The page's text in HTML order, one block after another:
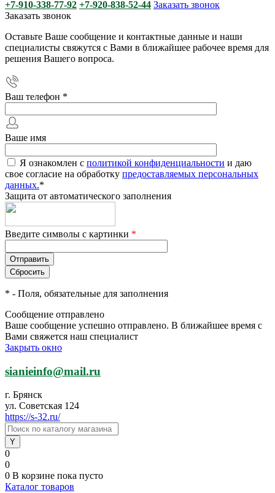
+7-910-338-77-92 +7-920-838-52-44 Заказать звонок
Заказать звонок
Оставьте Ваше сообщение и контактные данные и наши
специалисты свяжутся с Вами в ближайшее рабочее время для
решения Вашего вопроса.
Ваш телефон *
Ваше имя
Я ознакомлен с политикой конфиденциальности и даю
свое согласие на обработку предоставляемых персональных
данных.*
Защита от автоматического заполнения
Введите символы с картинки *
* - Поля, обязательные для заполнения
Сообщение отправлено
Ваше сообщение успешно отправлено. В ближайшее время с
Вами свяжется наш специалист
Закрыть окно
sianieinfo@mail.ru
г. Брянск
ул. Советская 124
https://s-32.ru/
0
0
0 В корзине пока пусто
Каталог товаров